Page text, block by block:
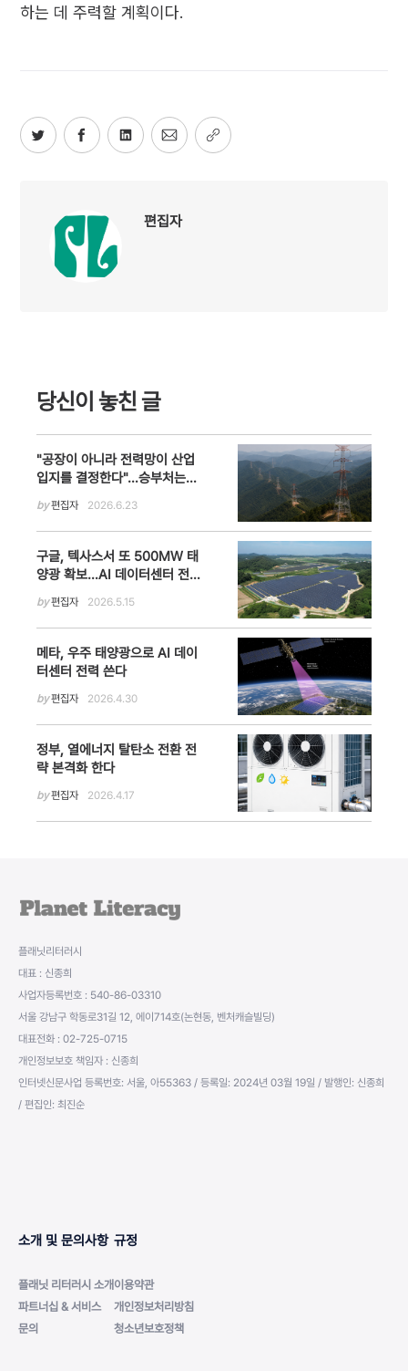
하는 데 주력할 계획이다.
편집자
당신이 놓친 글
"공장이 아니라 전력망이 산업
입지를 결정한다"…승부처는
'에너지 고속도로'
by편집자 2026.6.23
구글, 텍사스서 또 500MW 태
양광 확보…AI 데이터센터 전력
망·탄소중립 전략 가속
by편집자 2026.5.15
메타, 우주 태양광으로 AI 데이
터센터 전력 쓴다
by편집자 2026.4.30
정부, 열에너지 탈탄소 전환 전
략 본격화 한다
by편집자 2026.4.17
플래닛리터러시
대표 : 신종희
사업자등록번호 : 540-86-03310
서울 강남구 학동로31길 12, 에이714호(논현동, 벤처캐슬빌딩)
대표전화 : 02-725-0715
개인정보보호 책임자 : 신종희
인터넷신문사업 등록번호: 서울, 아55363 / 등록일: 2024년 03월 19일 / 발행인: 신종희
/ 편집인: 최진순
소개 및 문의사항
플래닛 리터러시 소개
파트너십 & 서비스
문의
규정
이용약관
개인정보처리방침
청소년보호정책